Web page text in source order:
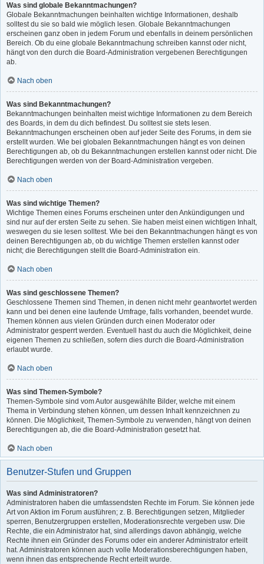
Was sind globale Bekanntmachungen?
Globale Bekanntmachungen beinhalten wichtige Informationen, deshalb
solltest du sie so bald wie möglich lesen. Globale Bekanntmachungen
erscheinen ganz oben in jedem Forum und ebenfalls in deinem persönlichen
Bereich. Ob du eine globale Bekanntmachung schreiben kannst oder nicht,
hängt von den durch die Board-Administration vergebenen Berechtigungen
ab.
Nach oben
Was sind Bekanntmachungen?
Bekanntmachungen beinhalten meist wichtige Informationen zu dem Bereich
des Boards, in dem du dich befindest. Du solltest sie stets lesen.
Bekanntmachungen erscheinen oben auf jeder Seite des Forums, in dem sie
erstellt wurden. Wie bei globalen Bekanntmachungen hängt es von deinen
Berechtigungen ab, ob du Bekanntmachungen erstellen kannst oder nicht. Die
Berechtigungen werden von der Board-Administration vergeben.
Nach oben
Was sind wichtige Themen?
Wichtige Themen eines Forums erscheinen unter den Ankündigungen und
sind nur auf der ersten Seite zu sehen. Sie haben meist einen wichtigen Inhalt,
weswegen du sie lesen solltest. Wie bei den Bekanntmachungen hängt es von
deinen Berechtigungen ab, ob du wichtige Themen erstellen kannst oder
nicht; die Berechtigungen stellt die Board-Administration ein.
Nach oben
Was sind geschlossene Themen?
Geschlossene Themen sind Themen, in denen nicht mehr geantwortet werden
kann und bei denen eine laufende Umfrage, falls vorhanden, beendet wurde.
Themen können aus vielen Gründen durch einen Moderator oder
Administrator gesperrt werden. Eventuell hast du auch die Möglichkeit, deine
eigenen Themen zu schließen, sofern dies durch die Board-Administration
erlaubt wurde.
Nach oben
Was sind Themen-Symbole?
Themen-Symbole sind vom Autor ausgewählte Bilder, welche mit einem
Thema in Verbindung stehen können, um dessen Inhalt kennzeichnen zu
können. Die Möglichkeit, Themen-Symbole zu verwenden, hängt von deinen
Berechtigungen ab, die die Board-Administration gesetzt hat.
Nach oben
Benutzer-Stufen und Gruppen
Was sind Administratoren?
Administratoren haben die umfassendsten Rechte im Forum. Sie können jede
Art von Aktion im Forum ausführen; z. B. Berechtigungen setzen, Mitglieder
sperren, Benutzergruppen erstellen, Moderationsrechte vergeben usw. Die
Rechte, die ein Administrator hat, sind allerdings davon abhängig, welche
Rechte ihnen ein Gründer des Forums oder ein anderer Administrator erteilt
hat. Administratoren können auch volle Moderationsberechtigungen haben,
wenn ihnen das entsprechende Recht erteilt wurde.